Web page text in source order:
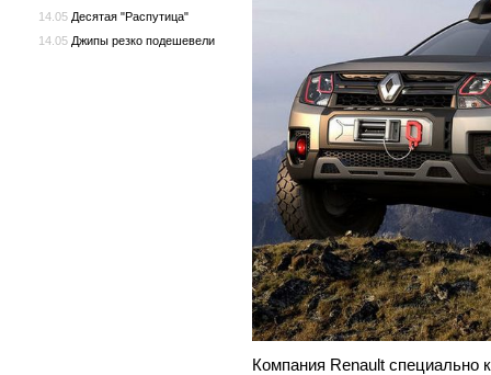
Компания Renault специально
14.05 Десятая "Распутица"
14.05 Джипы резко подешевели